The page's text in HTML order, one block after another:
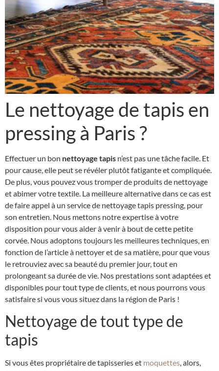
Le nettoyage de tapis en
pressing à Paris ?
Effectuer un bon nettoyage tapis n’est pas une tâche facile. Et
pour cause, elle peut se révéler plutôt fatigante et compliquée.
De plus, vous pouvez vous tromper de produits de nettoyage
et abimer votre textile. La meilleure alternative dans ce cas est
de faire appel à un service de nettoyage tapis pressing, pour
son entretien. Nous mettons notre expertise à votre
disposition pour vous aider à venir à bout de cette petite
corvée. Nous adoptons toujours les meilleures techniques, en
fonction de l’article à nettoyer et de sa matière, pour que vous
le retrouviez avec sa beauté du premier jour, tout en
prolongeant sa durée de vie. Nos prestations sont adaptées et
disponibles pour tout type de clients, et nous pourrons vous
satisfaire si vous vous situez dans la région de Paris !
Nettoyage de tout type de
tapis
Si vous êtes propriétaire de tapisseries et moquettes, alors,